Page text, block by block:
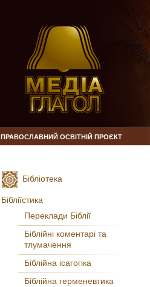
ПРАВОСЛАВНИЙ ОСВІТНІЙ ПРОЄКТ
Бібліотека
Бібліїстика
Переклади Біблії
Біблійні коментарі та
тлумачення
Біблійна ісагогіка
Біблійна герменевтика